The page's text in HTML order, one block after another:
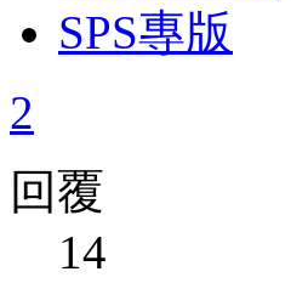
SPS專版
2
回覆
14